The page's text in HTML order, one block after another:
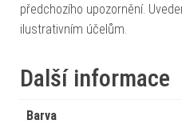
předchozího upozornění.
ilustrativním účelům.
Další informace
Barva